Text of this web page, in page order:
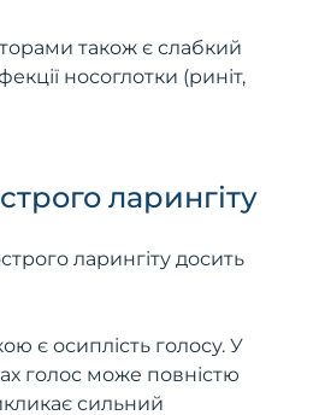
також є слабкий
носоглотки (риніт,
ларингіту
ларингіту досить
є осиплість голосу. У
голос може повністю
сильний